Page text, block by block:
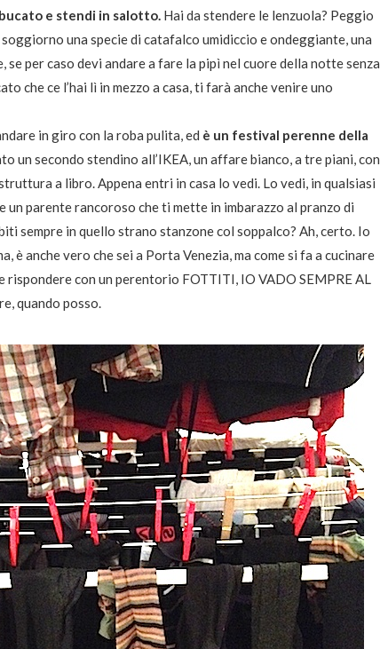
e stendi in salotto.Hai da stendere le lenzuola? Peggio
una specie di catafalco umidiccio e ondeggiante, una
se per caso devi andare a fare la pipì nel cuore della notte senza
che ce l’hai lì in mezzo a casa, ti farà anche venire uno
in giro con la roba pulita, ed è un festival perenne della
un secondo stendino all’IKEA, un affare bianco, a tre piani, con
a libro. Appena entri in casa lo vedi. Lo vedi, in qualsiasi
un parente rancoroso che ti mette in imbarazzo al pranzo di
sempre in quello strano stanzone col soppalco? Ah, certo. Io
è anche vero che sei a Porta Venezia, ma come si fa a cucinare
rispondere con un perentorio FOTTITI, IO VADO SEMPRE AL
quando posso.